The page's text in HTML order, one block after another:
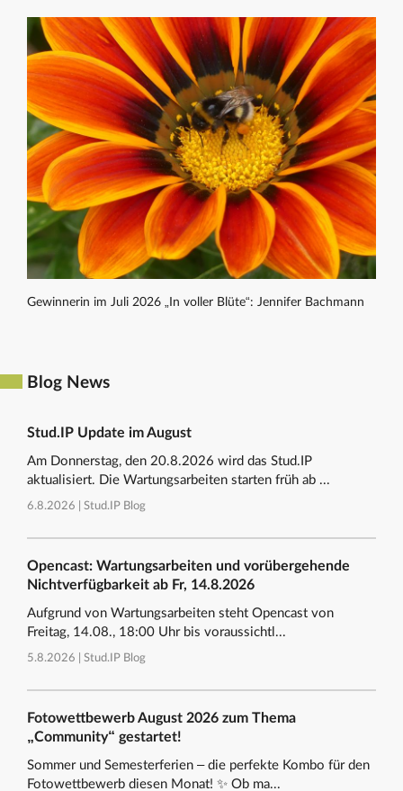
Gewinnerin im Juli 2026 „In voller Blüte“: Jennifer Bachmann
Blog News
Stud.IP Update im August
Am Donnerstag, den 20.8.2026 wird das Stud.IP
aktualisiert. Die Wartungsarbeiten starten früh ab ...
6.8.2026 | Stud.IP Blog
Opencast: Wartungsarbeiten und vorübergehende
Nichtverfügbarkeit ab Fr, 14.8.2026
Aufgrund von Wartungsarbeiten steht Opencast von
Freitag, 14.08., 18:00 Uhr bis voraussichtl...
5.8.2026 | Stud.IP Blog
Fotowettbewerb August 2026 zum Thema
„Community“ gestartet!
Sommer und Semesterferien – die perfekte Kombo für den
Fotowettbewerb diesen Monat! ✨ Ob ma...